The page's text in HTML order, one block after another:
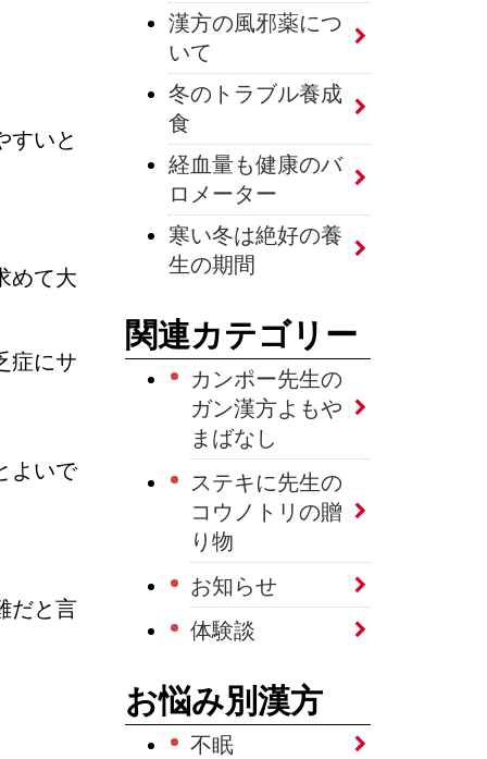
すいと
めて大
症にサ
よいで
だと言
漢方の風邪薬につ
いて
冬のトラブル養成
食
経血量も健康のバ
ロメーター
寒い冬は絶好の養
生の期間
関連カテゴリー
カンポー先生の
ガン漢方よもや
まばなし
ステキに先生の
コウノトリの贈
り物
お知らせ
体験談
お悩み別漢方
不眠